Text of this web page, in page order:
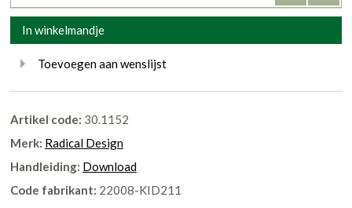
In winkelmandje
Toevoegen aan wenslijst
Artikel code: 30.1152
Merk: Radical Design
Handleiding: Download
Code fabrikant: 22008-KID211